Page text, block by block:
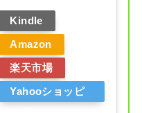
Kindle
Amazon
楽天市場
Yahooショッピ